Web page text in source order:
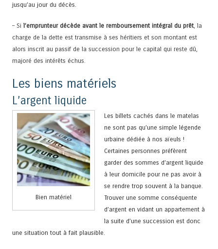
jusqu’au jour du décès.
– Si l’emprunteur décède avant le remboursement intégral du prêt , la
charge de la dette est transmise à ses héritiers et son montant est
alors inscrit au passif de la succession pour le capital qui reste dû,
majoré des intérêts échus.
Les biens matériels
L’argent liquide
Bien matériel
Les billets cachés dans le matelas
ne sont pas qu’une simple légende
urbaine dédiée à nos aïeuls !
Certaines personnes préfèrent
garder des sommes d’argent liquide
à leur domicile pour ne pas avoir à
se rendre trop souvent à la banque.
Trouver une somme conséquente
d’argent en vidant un appartement à
la suite d’une succession est donc
une situation tout à fait plausible.